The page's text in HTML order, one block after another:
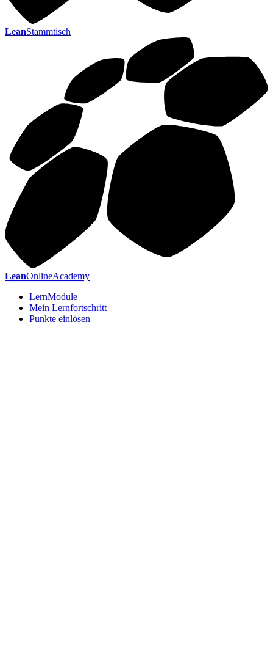
LeanStammtisch
LeanOnlineAcademy
LernModule
Mein Lernfortschritt
Punkte einlösen